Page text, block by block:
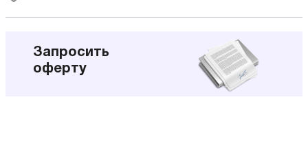
Запросить
оферту